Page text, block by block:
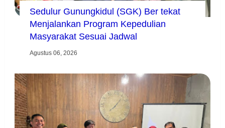
Sedulur Gunungkidul (SGK) Ber tekat
Menjalankan Program Kepedulian
Masyarakat Sesuai Jadwal
Agustus 06, 2026